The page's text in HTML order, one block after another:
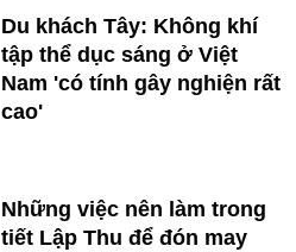
Du khách Tây: Không khí
tập thể dục sáng ở Việt
Nam 'có tính gây nghiện rất
cao'
Những việc nên làm trong
tiết Lập Thu để đón may